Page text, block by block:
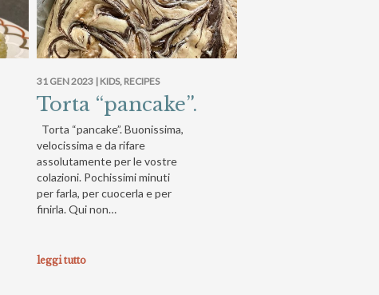
31 GEN 2023 | KIDS, RECIPES
Torta “pancake”.
Torta “pancake”. Buonissima,
velocissima e da rifare
assolutamente per le vostre
colazioni. Pochissimi minuti
per farla, per cuocerla e per
finirla. Qui non…
leggi tutto